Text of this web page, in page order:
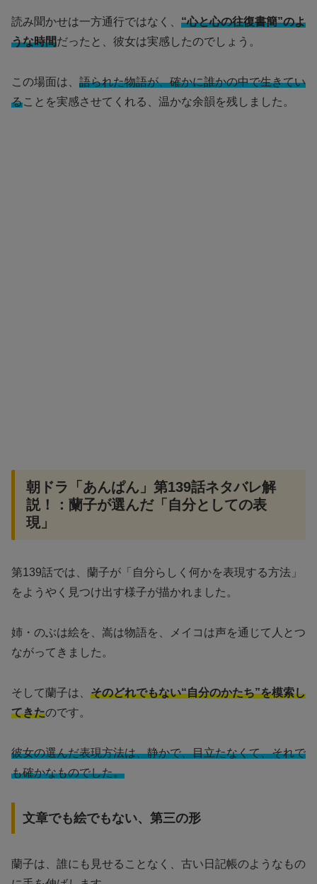
読み聞かせは一方通行ではなく、 “心と心の往復書簡”のよ
うな時間だったと、彼女は実感したのでしょう。
この場面は、 語られた物語が、確かに誰かの中で生きてい
ることを実感させてくれる、温かな余韻を残しました。
朝ドラ「あんぱん」第139話ネタバレ解
説！：蘭子が選んだ「自分としての表
現」
第139話では、蘭子が「自分らしく何かを表現する方法」
をようやく見つけ出す様子が描かれました。
姉・のぶは絵を、嵩は物語を、メイコは声を通じて人とつ
ながってきました。
そして蘭子は、 そのどれでもない“自分のかたち”を模索し
てきたのです。
彼女の選んだ表現方法は、静かで、目立たなくて、それで
も確かなものでした。
文章でも絵でもない、第三の形
蘭子は、誰にも見せることなく、古い日記帳のようなもの